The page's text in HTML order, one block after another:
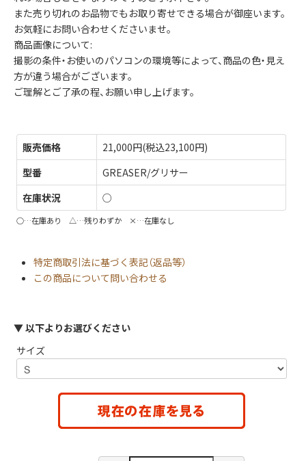
また売り切れのお品物でもお取り寄せできる場合が御座います。
お気軽にお問い合わせくださいませ。
商品画像について:
撮影の条件・お使いのパソコンの環境等によって、商品の色・見え
方が違う場合がございます。
ご理解とご了承の程、お願い申し上げます。
販売価格
21,000円(税込23,100円)
型番
GREASER/グリサー
在庫状況
○
○…在庫あり △…残りわずか ×…在庫なし
特定商取引法に基づく表記（返品等）
この商品について問い合わせる
▼ 以下よりお選びください
サイズ